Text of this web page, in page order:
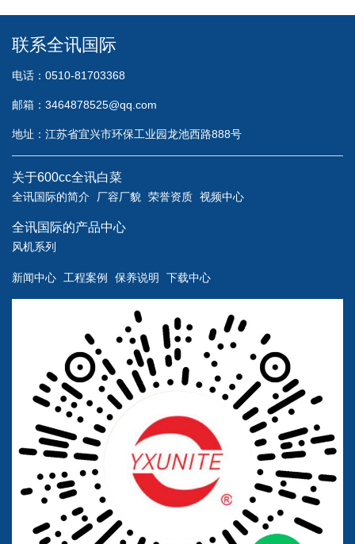
联系全讯国际
电话：0510-81703368
邮箱： 3464878525@qq.com
地址：江苏省宜兴市环保工业园龙池西路888号
关于600cc全讯白菜
全讯国际的简介 厂容厂貌 荣誉资质 视频中心
全讯国际的产品中心
风机系列
新闻中心 工程案例 保养说明 下载中心